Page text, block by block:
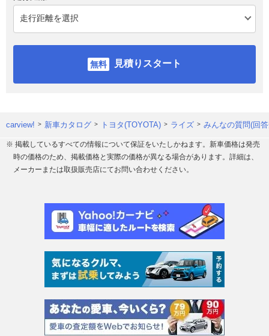
見積りスタート
carview! 新車カタログ トヨタ(TOYOTA) ライズ みんなの質問(回
※ 掲載しているすべての情報について保証をいたしかねます。新車価格は発売
時の価格のため、掲載価格と実際の価格が異なる場合があります。詳細は、
メーカーまたは取扱販売店にてお問い合わせください。